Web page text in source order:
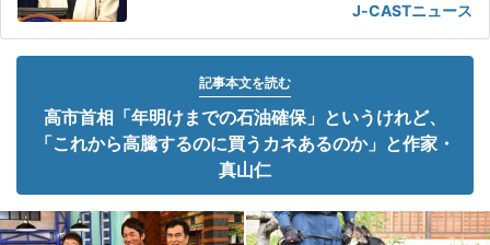
J-CASTニュース
記事本文を読む
高市首相「年明けまでの石油確保」というけれど、
「これから高騰するのに買うカネあるのか」と作家・
真山仁